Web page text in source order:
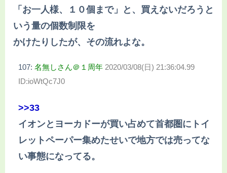
「お一人様、１０個まで」と、買えないだろうと
いう量の個数制限を
かけたりしたが、その流れよな。
107: 名無しさん＠１周年 2020/03/08(日) 21:36:04.99
ID:ioWtQc7J0
>>33
イオンとヨーカドーが買い占めて首都圏にトイ
レットペーパー集めたせいで地方では売ってな
い事態になってる。